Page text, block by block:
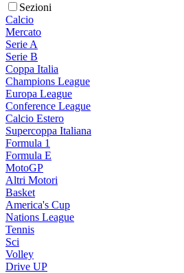
Sezioni
Calcio
Mercato
Serie A
Serie B
Coppa Italia
Champions League
Europa League
Conference League
Calcio Estero
Supercoppa Italiana
Formula 1
Formula E
MotoGP
Altri Motori
Basket
America's Cup
Nations League
Tennis
Sci
Volley
Drive UP